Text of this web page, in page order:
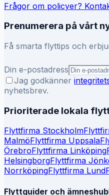
Frågor om policyer?
Prenumerera på vårt
Få smarta flyttips och
Din e-postadress
Jag godkänner
nyhetsbrev.
Prioriterade lokala
Flyttfirma Stockholm
MalmöFlyttfirma Uppsala
ÖrebroFlyttfirma Linköping
HelsingborgFlyttfirma
NorrköpingFlyttfirma Lund
Flyttguider och